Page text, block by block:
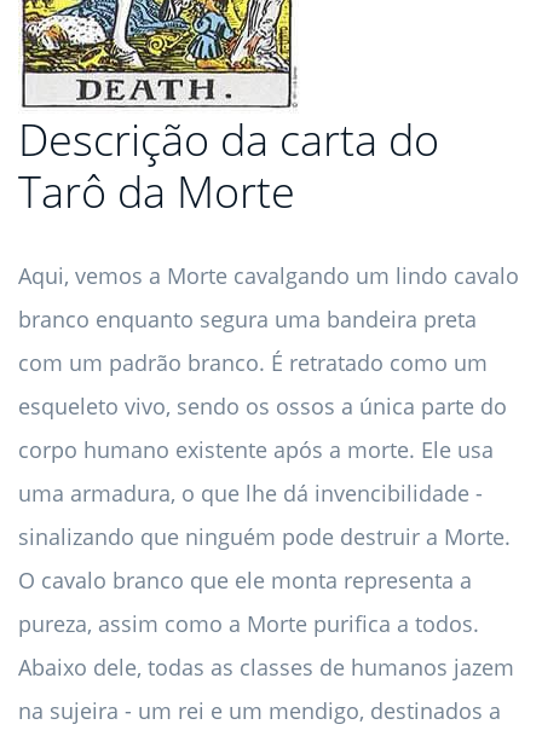
Descrição da carta do
Tarô da Morte
Aqui, vemos a Morte cavalgando um lindo cavalo
branco enquanto segura uma bandeira preta
com um padrão branco. É retratado como um
esqueleto vivo, sendo os ossos a única parte do
corpo humano existente após a morte. Ele usa
uma armadura, o que lhe dá invencibilidade -
sinalizando que ninguém pode destruir a Morte.
O cavalo branco que ele monta representa a
pureza, assim como a Morte purifica a todos.
Abaixo dele, todas as classes de humanos jazem
na sujeira - um rei e um mendigo, destinados a